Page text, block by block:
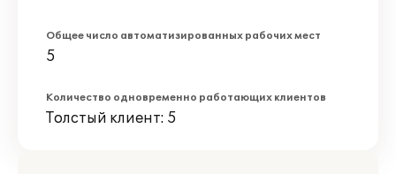
Общее число автоматизированных рабочих мест
5
Количество одновременно работающих клиентов
Толстый клиент: 5